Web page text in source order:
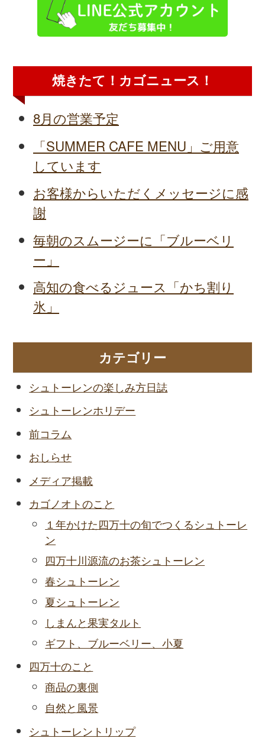
焼きたて！カゴニュース！
8月の営業予定
「SUMMER CAFE MENU」ご用意
しています
お客様からいただくメッセージに感
謝
毎朝のスムージーに「ブルーベリ
ー」
高知の食べるジュース「かち割り
氷」
カテゴリー
シュトーレンの楽しみ方日誌
シュトーレンホリデー
前コラム
おしらせ
メディア掲載
カゴノオトのこと
１年かけた四万十の旬でつくるシュトーレ
ン
四万十川源流のお茶シュトーレン
春シュトーレン
夏シュトーレン
しまんと果実タルト
ギフト、ブルーベリー、小夏
四万十のこと
商品の裏側
自然と風景
シュトーレントリップ